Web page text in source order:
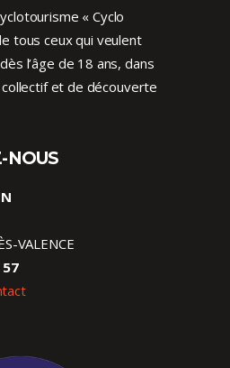
« Cyclo
tous ceux qui veulent
l’âge de 18 ans, dans
et de découverte
NOUS
VALENCE
57